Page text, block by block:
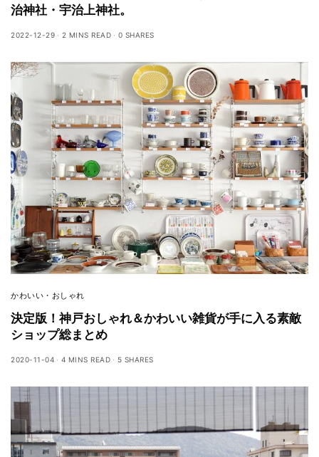
治神社・宇治上神社。
2022-12-29 2 MINS READ 0 SHARES
かわいい・おしゃれ
決定版！神戸おしゃれ＆かわいい雑貨が手に入る素敵
ショップ総まとめ
2020-11-04 4 MINS READ 5 SHARES